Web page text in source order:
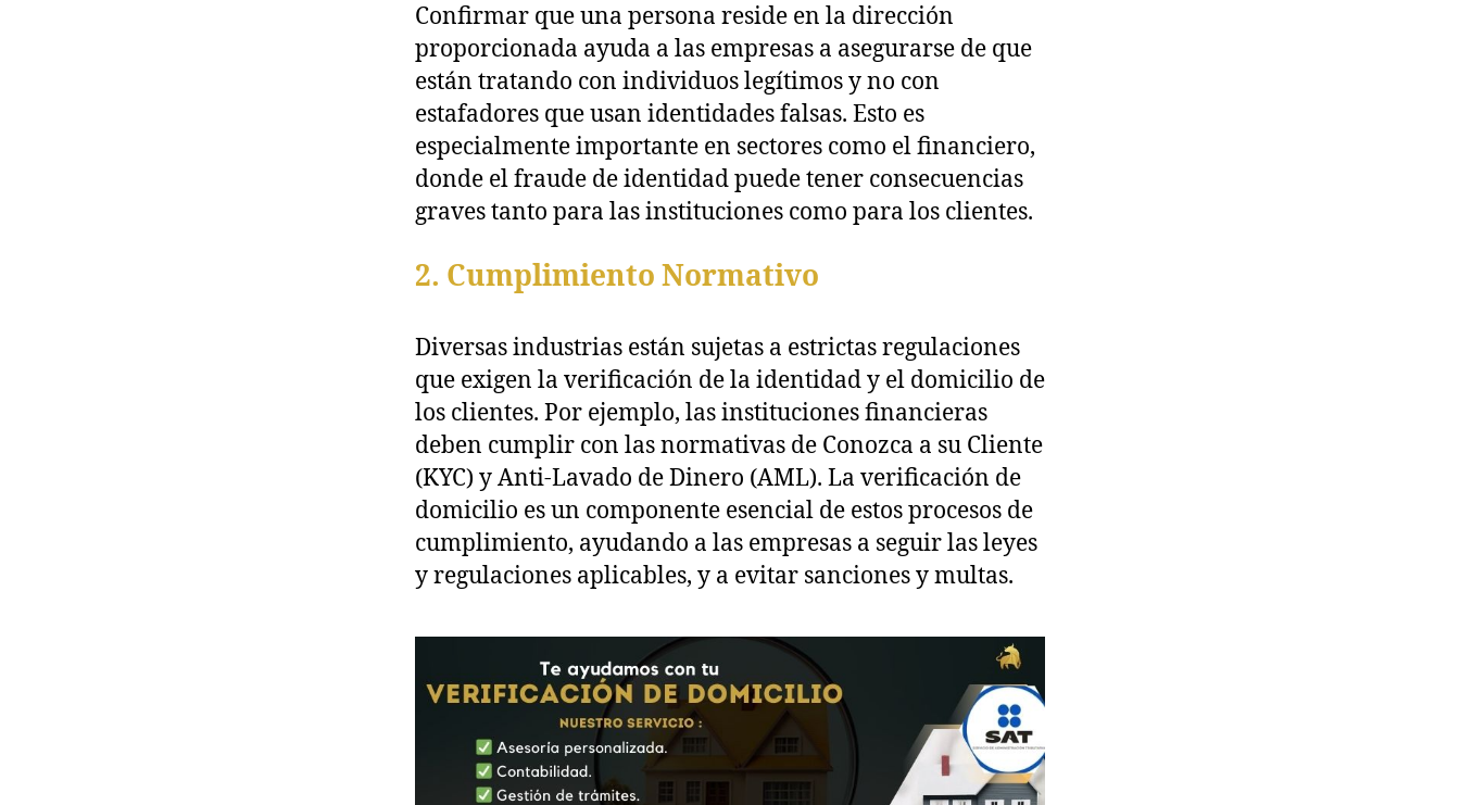
Confirmar que una persona reside en la dirección
proporcionada ayuda a las empresas a asegurarse de que
están tratando con individuos legítimos y no con
estafadores que usan identidades falsas. Esto es
especialmente importante en sectores como el financiero,
donde el fraude de identidad puede tener consecuencias
graves tanto para las instituciones como para los clientes.
2. Cumplimiento Normativo
Diversas industrias están sujetas a estrictas regulaciones
que exigen la verificación de la identidad y el domicilio de
los clientes. Por ejemplo, las instituciones financieras
deben cumplir con las normativas de Conozca a su Cliente
(KYC) y Anti-Lavado de Dinero (AML). La verificación de
domicilio es un componente esencial de estos procesos de
cumplimiento, ayudando a las empresas a seguir las leyes
y regulaciones aplicables, y a evitar sanciones y multas.